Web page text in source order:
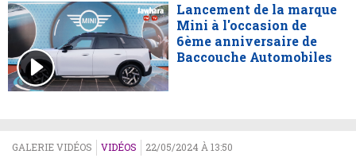
Lancement de la marque
Mini à l'occasion de
6ème anniversaire de
Baccouche Automobiles
GALERIE VIDÉOS VIDÉOS 22/05/2024 À 13:50